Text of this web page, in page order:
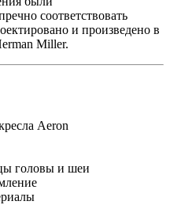
соответствовать
и произведено в
Miller.
Aeron
головы и шеи